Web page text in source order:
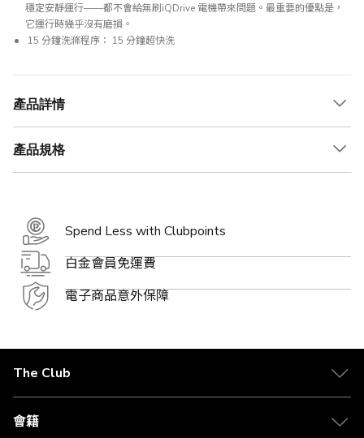
穩定安靜運行——都不會給無刷iQDrive 電機帶來問題。最重要的優點是，
它運行時幾乎沒有磨損。
15 分鐘洗滌程序： 15 分鐘超快洗
產品詳情
產品規格
Spend Less with Clubpoints
白金會員免運費
電子商品意外保障
The Club
關於 The Club
合作夥伴
會籍